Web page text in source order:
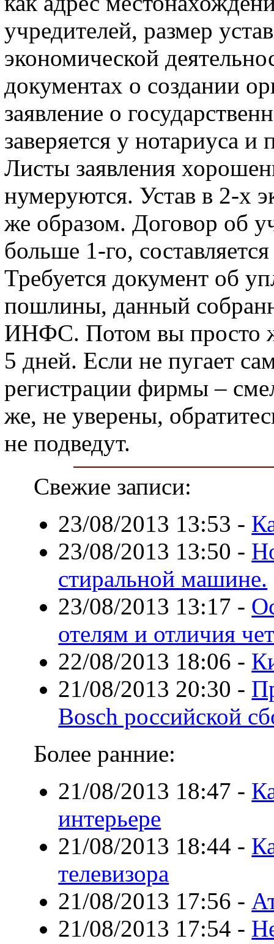
учредителей, размер
экономической
документах о создании
заявление о
заверяется у нотариуса и
Листы заявления
нумеруются. Устав в 2-х
же образом. Договор об
больше 1-го,
Требуется документ об
пошлины, данный
ИНФС. Потом вы просто
5 дней. Если не пугает
регистрации фирмы –
же, не уверены,
не подведут.
Свежие записи:
23/08/2013 13:53 -
23/08/2013 13:50 -
стиральной машине.
23/08/2013 13:17 -
отелям и отличия
22/08/2013 18:06 -
21/08/2013 20:30 -
Bosch российской
Более ранние:
21/08/2013 18:47 -
интерьере
21/08/2013 18:44 -
телевизора
21/08/2013 17:56 -
21/08/2013 17:54 -